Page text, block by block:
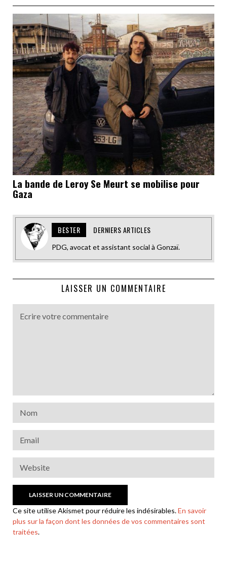
La bande de Leroy Se Meurt se mobilise pour
Gaza
BESTER DERNIERS ARTICLES
PDG, avocat et assistant social à Gonzaï.
LAISSER UN COMMENTAIRE
Ce site utilise Akismet pour réduire les indésirables.En savoir
plus sur la façon dont les données de vos commentaires sont
traitées.